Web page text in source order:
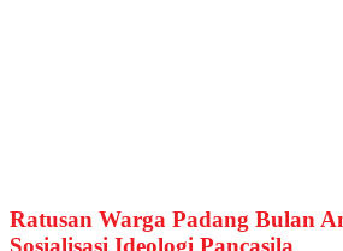
Ratusan Warga Padang Bulan
Sosialisasi Ideologi Pancasila